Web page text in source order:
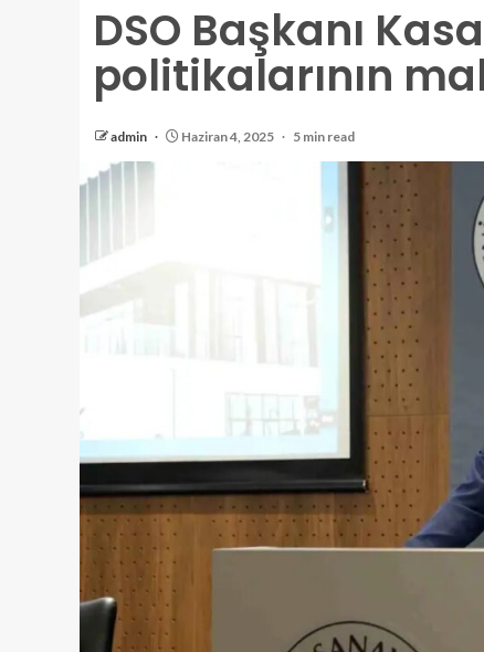
DSO Başkanı
politikalarının
admin Haziran 4, 2025 5 min read